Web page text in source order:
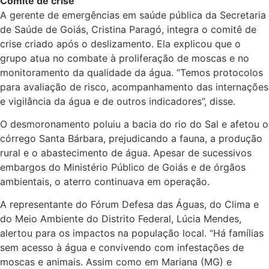
A gerente de emergências em saúde pública da Secretaria
de Saúde de Goiás, Cristina Paragó, integra o comitê de
crise criado após o deslizamento. Ela explicou que o
grupo atua no combate à proliferação de moscas e no
monitoramento da qualidade da água. “Temos protocolos
para avaliação de risco, acompanhamento das internações
e vigilância da água e de outros indicadores”, disse.
O desmoronamento poluiu a bacia do rio do Sal e afetou o
córrego Santa Bárbara, prejudicando a fauna, a produção
rural e o abastecimento de água. Apesar de sucessivos
embargos do Ministério Público de Goiás e de órgãos
ambientais, o aterro continuava em operação.
A representante do Fórum Defesa das Águas, do Clima e
do Meio Ambiente do Distrito Federal, Lúcia Mendes,
alertou para os impactos na população local. “Há famílias
sem acesso à água e convivendo com infestações de
moscas e animais. Assim como em Mariana (MG) e